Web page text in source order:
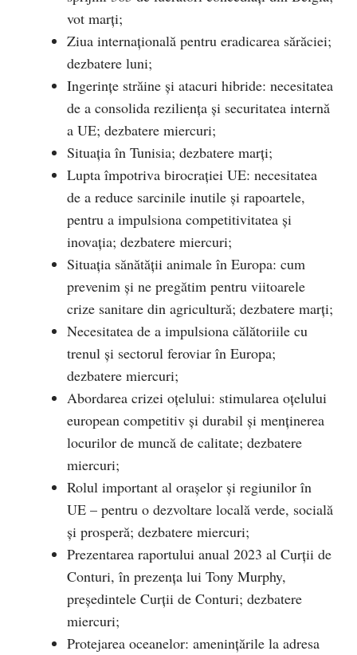
vot marți;
Ziua internațională pentru eradicarea sărăciei;
dezbatere luni;
Ingerințe străine și atacuri hibride: necesitatea
de a consolida reziliența și securitatea internă
a UE; dezbatere miercuri;
Situația în Tunisia; dezbatere marți;
Lupta împotriva birocrației UE: necesitatea
de a reduce sarcinile inutile și rapoartele,
pentru a impulsiona competitivitatea și
inovația; dezbatere miercuri;
Situația sănătății animale în Europa: cum
prevenim și ne pregătim pentru viitoarele
crize sanitare din agricultură; dezbatere marți;
Necesitatea de a impulsiona călătoriile cu
trenul și sectorul feroviar în Europa;
dezbatere miercuri;
Abordarea crizei oțelului: stimularea oțelului
european competitiv și durabil și menținerea
locurilor de muncă de calitate; dezbatere
miercuri;
Rolul important al orașelor și regiunilor în
UE – pentru o dezvoltare locală verde, socială
și prosperă; dezbatere miercuri;
Prezentarea raportului anual 2023 al Curții de
Conturi, în prezența lui Tony Murphy,
președintele Curții de Conturi; dezbatere
miercuri;
Protejarea oceanelor: amenințările la adresa